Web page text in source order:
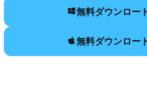
無料ダウンロー
無料ダウンロー